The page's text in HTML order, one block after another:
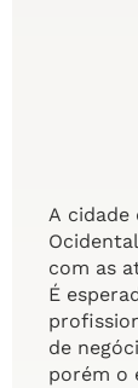
A cidade
com as
É
de
porém o